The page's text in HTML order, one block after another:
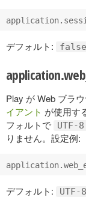
デフォルト: false
Play が Web ブラ
イアント が使用す
フォルトで
UTF-8
りません。設定例:
デフォルト: UTF-8